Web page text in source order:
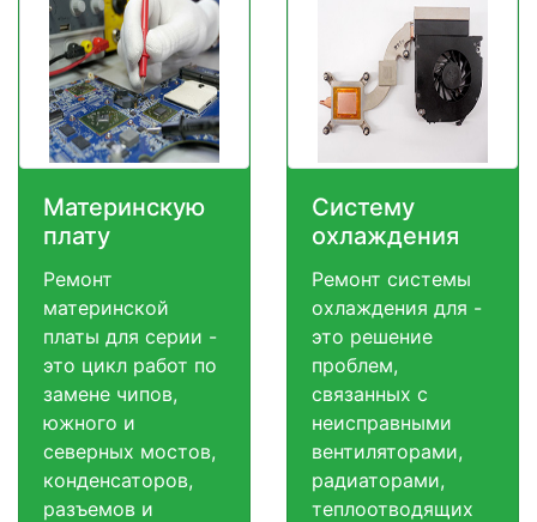
Материнскую
плату
Ремонт
материнской
платы для серии -
это цикл работ по
замене чипов,
южного и
северных мостов,
конденсаторов,
разъемов и
Систему
охлаждения
Ремонт системы
охлаждения для -
это решение
проблем,
связанных с
неисправными
вентиляторами,
радиаторами,
теплоотводящих